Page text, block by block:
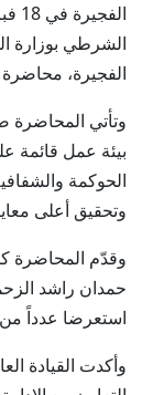
الشرطي بوزارة
الفجيرة،
وتأتي المحاضرة
بيئة عمل قائمة
الحوكمة
وتحقيق أعلى
وقدّم المحاضرة
حمدان راشد
استعرضا عدداً من
وأكدت القيادة